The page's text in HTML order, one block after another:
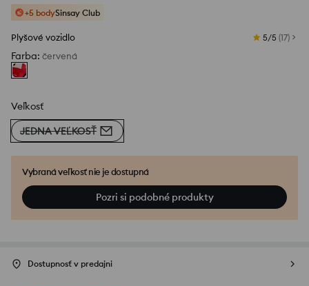
+5 bodySinsay Club
Plyšové vozidlo 5/5 (17)
Farba: červená
Veľkosť
JEDNA VEĽKOSŤ
Vybraná veľkosť nie je dostupná
Pozri si podobné produkty
Dostupnosť v predajni